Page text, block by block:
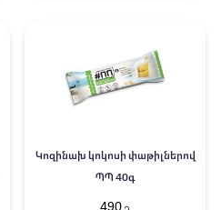
Կոզինախ կոկոսի փաթիլներով
ՊՊ 40գ
490